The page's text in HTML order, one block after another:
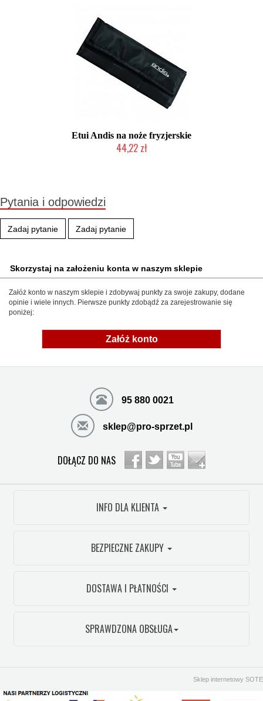
Etui Andis na noże fryzjerskie
44,22 zł
Pytania i odpowiedzi
Zadaj pytanie Zadaj pytanie
Skorzystaj na założeniu konta w naszym sklepie
Załóż konto w naszym sklepie i zdobywaj punkty za swoje zakupy, dodane
opinie i wiele innych. Pierwsze punkty zdobądź za zarejestrowanie się
poniżej:
Załóż konto
95 880 0021
sklep@pro-sprzet.pl
DOŁĄCZ DO NAS
INFO DLA KLIENTA
BEZPIECZNE ZAKUPY
DOSTAWA I PŁATNOŚCI
SPRAWDZONA OBSŁUGA
Sklep internetowy SOTE